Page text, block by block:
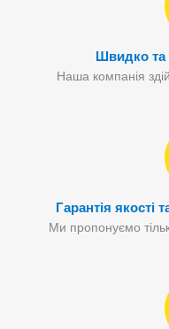
Швидко та
Наша компанія
Гарантія якості
Ми пропонуємо